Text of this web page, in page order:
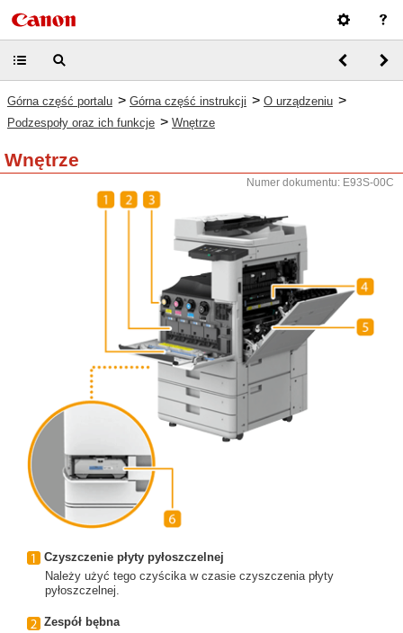
Górna część portalu > Górna część instrukcji > O urządzeniu >
Podzespoły oraz ich funkcje > Wnętrze
Wnętrze
Numer dokumentu: E93S-00C
Czyszczenie płyty pyłoszczelnej
Należy użyć tego czyścika w czasie czyszczenia płyty
pyłoszczelnej.
Zespół bębna